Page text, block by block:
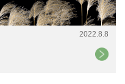
2022.8.8